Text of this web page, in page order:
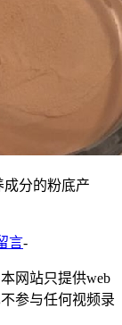
分的粉底产
言-
网站只提供web
参与任何视频录